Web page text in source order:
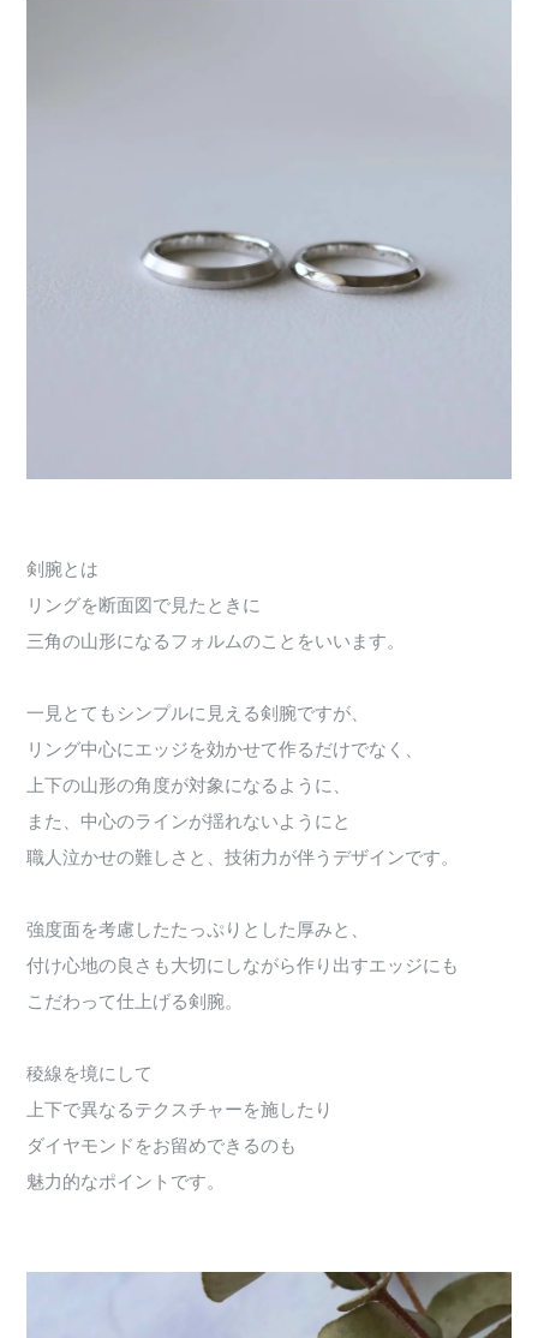
剣腕とは
リングを断面図で見たときに
三角の山形になるフォルムのことをいいます。
一見とてもシンプルに見える剣腕ですが、
リング中心にエッジを効かせて作るだけでなく、
上下の山形の角度が対象になるように、
また、中心のラインが揺れないようにと
職人泣かせの難しさと、技術力が伴うデザインです。
強度面を考慮したたっぷりとした厚みと、
付け心地の良さも大切にしながら作り出すエッジにも
こだわって仕上げる剣腕。
稜線を境にして
上下で異なるテクスチャーを施したり
ダイヤモンドをお留めできるのも
魅力的なポイントです。